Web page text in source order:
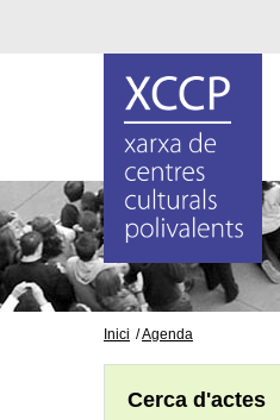
Inici Agenda
Cerca d'actes